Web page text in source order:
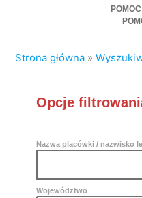
Strona główna »
Opcje
Nazwa placówki / nazwisko
Województwo